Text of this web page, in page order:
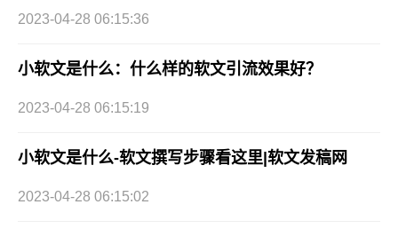
2023-04-28 06:15:36
小软文是什么：什么样的软文引流效果好？
2023-04-28 06:15:19
小软文是什么-软文撰写步骤看这里|软文发稿网
2023-04-28 06:15:02